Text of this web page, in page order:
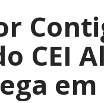
CEI
em